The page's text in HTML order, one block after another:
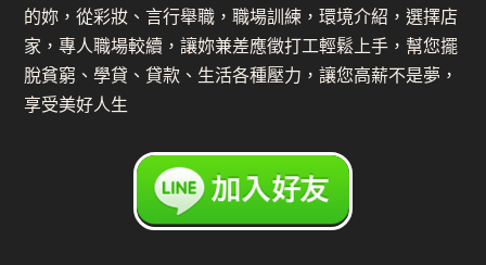
的妳，從彩妝、言行舉職，職場訓練，環境介紹，選擇店
家，專人職場較續，讓妳兼差應徵打工輕鬆上手，幫您擺
脫貧窮、學貸、貸款、生活各種壓力，讓您高薪不是夢，
享受美好人生